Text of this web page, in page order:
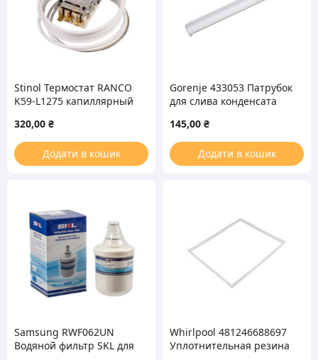
Stinol Термостат RANCO
K59-L1275 капиллярный
320,00 ₴
Додати в кошик
Gorenje 433053 Патрубок
для слива конденсата
145,00 ₴
Додати в кошик
Samsung RWF062UN
Водяной фильтр SKL для
Whirlpool 481246688697
Уплотнительная резина